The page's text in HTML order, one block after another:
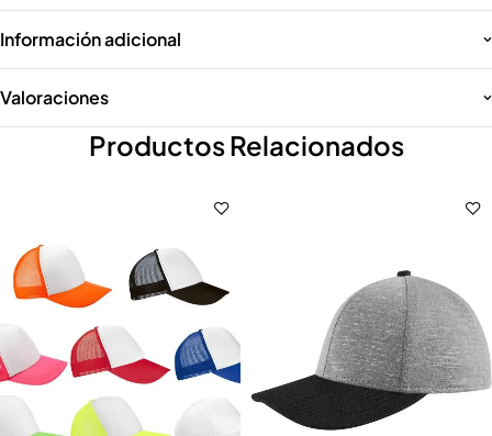
Información adicional
Valoraciones
Productos Relacionados